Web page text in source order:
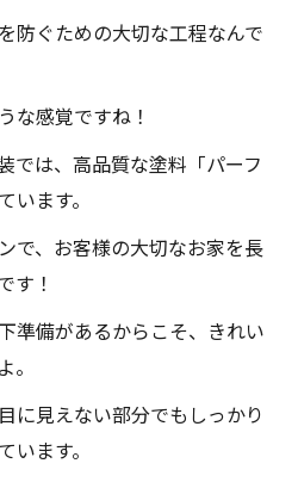
防ぐための大切な工程なんで
な感覚ですね！
では、高品質な塗料「パーフ
います。
で、お客様の大切なお家を長
す！
準備があるからこそ、きれい
に見えない部分でもしっかり
います。